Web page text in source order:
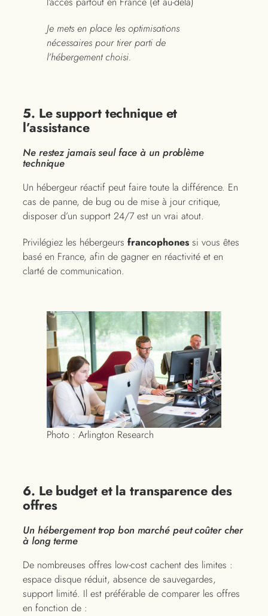
Je mets en place les optimisations
nécessaires pour tirer parti de
l’hébergement choisi.
5. Le support technique et
l’assistance
Ne restez jamais seul face à un problème
technique
Un hébergeur réactif peut faire toute la différence. En
cas de panne, de bug ou de mise à jour critique,
disposer d’un support 24/7 est un vrai atout.
Privilégiez les hébergeurs francophones si vous êtes
basé en France, afin de gagner en réactivité et en
clarté de communication.
Photo : Arlington Research
6. Le budget et la transparence des
offres
Un hébergement trop bon marché peut coûter cher
à long terme
De nombreuses offres low-cost cachent des limites :
espace disque réduit, absence de sauvegardes,
support limité. Il est préférable de comparer les offres
en fonction de :